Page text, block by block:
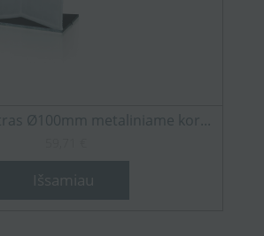
Ø100mm metaliniame kor...
Išsamiau